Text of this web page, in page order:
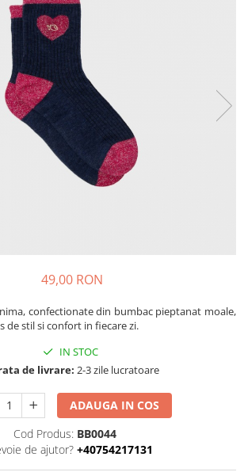
49,00 RON
confectionate din bumbac pieptanat moale,
de stil si confort in fiecare zi.
IN STOC
de livrare: 2-3 zile lucratoare
ADAUGA IN COS
Cod Produs: BB0044
de ajutor? +40754217131